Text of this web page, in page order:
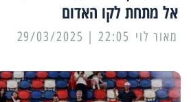
אל מתחת לקו האדום
מאור לוי 22:05 | 29/03/2025